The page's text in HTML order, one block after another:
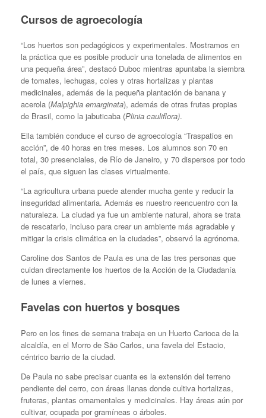
Cursos de agroecología
“Los huertos son pedagógicos y experimentales. Mostramos en
la práctica que es posible producir una tonelada de alimentos en
una pequeña área”, destacó Duboc mientras apuntaba la siembra
de tomates, lechugas, coles y otras hortalizas y plantas
medicinales, además de la pequeña plantación de banana y
acerola (Malpighia emarginata), además de otras frutas propias
de Brasil, como la jabuticaba (Plinia cauliflora).
Ella también conduce el curso de agroecología “Traspatios en
acción”, de 40 horas en tres meses. Los alumnos son 70 en
total, 30 presenciales, de Río de Janeiro, y 70 dispersos por todo
el país, que siguen las clases virtualmente.
“La agricultura urbana puede atender mucha gente y reducir la
inseguridad alimentaria. Además es nuestro reencuentro con la
naturaleza. La ciudad ya fue un ambiente natural, ahora se trata
de rescatarlo, incluso para crear un ambiente más agradable y
mitigar la crisis climática en la ciudades”, observó la agrónoma.
Caroline dos Santos de Paula es una de las tres personas que
cuidan directamente los huertos de la Acción de la Ciudadanía
de lunes a viernes.
Favelas con huertos y bosques
Pero en los fines de semana trabaja en un Huerto Carioca de la
alcaldía, en el Morro de São Carlos, una favela del Estacio,
céntrico barrio de la ciudad.
De Paula no sabe precisar cuanta es la extensión del terreno
pendiente del cerro, con áreas llanas donde cultiva hortalizas,
fruteras, plantas ornamentales y medicinales. Hay áreas aún por
cultivar, ocupada por gramíneas o árboles.